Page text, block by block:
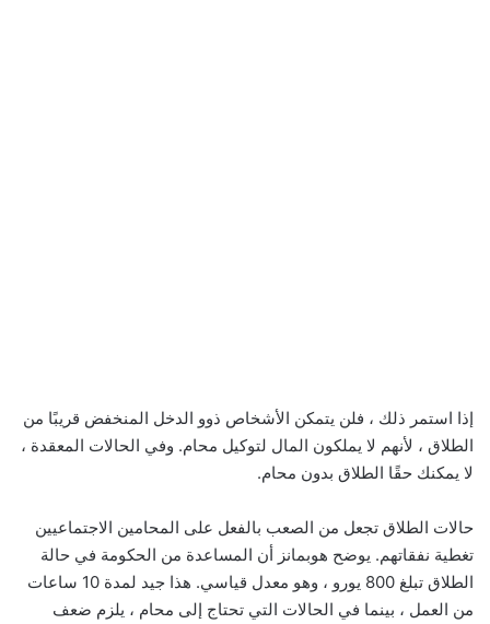
إذا استمر ذلك ، فلن يتمكن الأشخاص ذوو الدخل المنخفض قريبًا من
الطلاق ، لأنهم لا يملكون المال لتوكيل محام. وفي الحالات المعقدة ،
لا يمكنك حقًا الطلاق بدون محام.
حالات الطلاق تجعل من الصعب بالفعل على المحامين الاجتماعيين
تغطية نفقاتهم. يوضح هوبمانز أن المساعدة من الحكومة في حالة
الطلاق تبلغ 800 يورو ، وهو معدل قياسي. هذا جيد لمدة 10 ساعات
من العمل ، بينما في الحالات التي تحتاج إلى محام ، يلزم ضعف